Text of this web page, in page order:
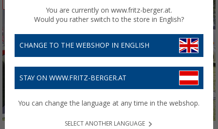
You are currently on www.fritz-berger.at.
Would you rather switch to the store in English?
CHANGE TO THE WEBSHOP IN ENGLISH
STAY ON WWW.FRITZ-BERGER.AT
You can change the language at any time in the webshop.
SELECT ANOTHER LANGUAGE